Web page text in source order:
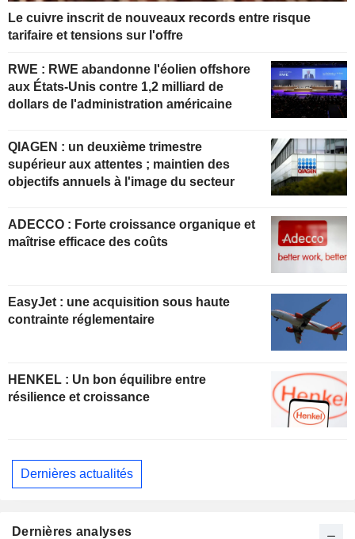
Le cuivre inscrit de nouveaux records entre risque
tarifaire et tensions sur l'offre
RWE : RWE abandonne l'éolien offshore
aux États-Unis contre 1,2 milliard de
dollars de l'administration américaine
QIAGEN : un deuxième trimestre
supérieur aux attentes ; maintien des
objectifs annuels à l'image du secteur
ADECCO : Forte croissance organique et
maîtrise efficace des coûts
EasyJet : une acquisition sous haute
contrainte réglementaire
HENKEL : Un bon équilibre entre
résilience et croissance
Dernières actualités
Dernières analyses